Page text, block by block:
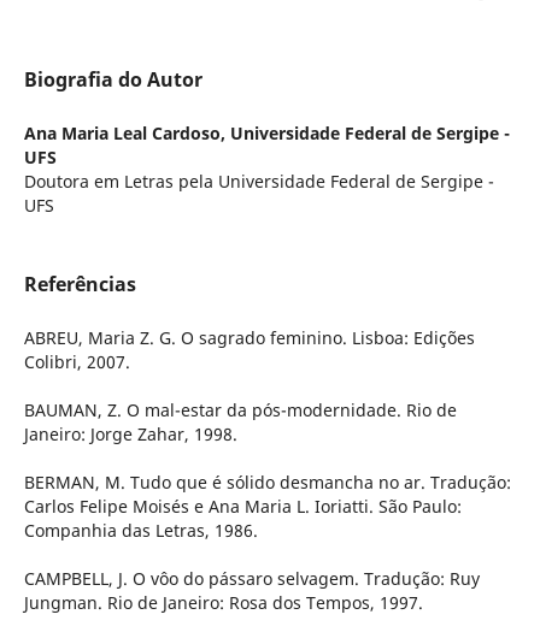
Biografia do Autor
Ana Maria Leal Cardoso, Universidade Federal de Sergipe -
UFS
Doutora em Letras pela Universidade Federal de Sergipe -
UFS
Referências
ABREU, Maria Z. G. O sagrado feminino. Lisboa: Edições
Colibri, 2007.
BAUMAN, Z. O mal-estar da pós-modernidade. Rio de
Janeiro: Jorge Zahar, 1998.
BERMAN, M. Tudo que é sólido desmancha no ar. Tradução:
Carlos Felipe Moisés e Ana Maria L. Ioriatti. São Paulo:
Companhia das Letras, 1986.
CAMPBELL, J. O vôo do pássaro selvagem. Tradução: Ruy
Jungman. Rio de Janeiro: Rosa dos Tempos, 1997.